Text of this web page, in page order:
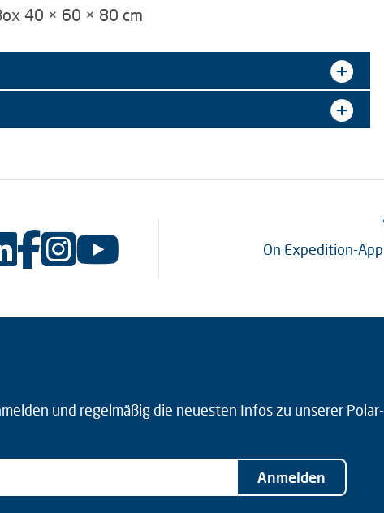
40 × 60 × 80 cm
On Expedition-App
und regelmäßig die neuesten Infos zu unserer
Anmelden